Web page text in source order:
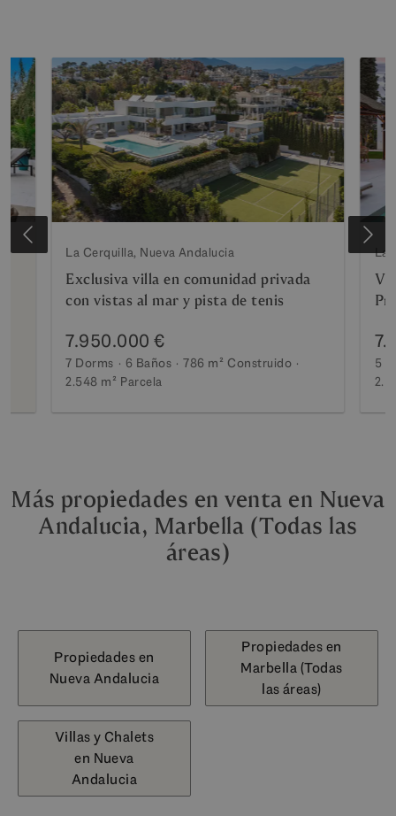
La Cerquilla, Nueva Andalucia
Exclusiva villa en comunidad privada
con vistas al mar y pista de tenis
7.950.000 €
7 Dorms 6 Baños 786 m² Construido
2.548 m² Parcela
5
Más propiedades en venta en Nueva
Andalucia, Marbella (Todas las
áreas)
Propiedades en
Nueva Andalucia
Propiedades en
Marbella (Todas
las áreas)
Villas y Chalets
en Nueva
Andalucia